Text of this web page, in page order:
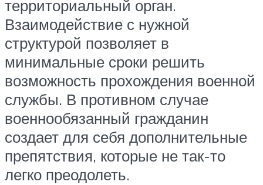
территориальный орган.
Взаимодействие с нужной
структурой позволяет в
минимальные сроки решить
возможность прохождения военной
службы. В противном случае
военнообязанный гражданин
создает для себя дополнительные
препятствия, которые не так-то
легко преодолеть.